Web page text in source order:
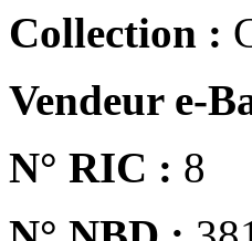
Collection :
Vendeur e-
N° RIC : 8